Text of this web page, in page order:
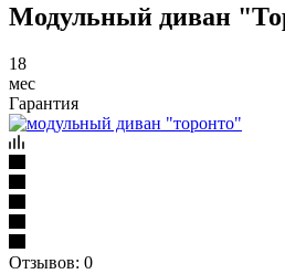
Модульный диван
18
мес
Гарантия
Отзывов: 0